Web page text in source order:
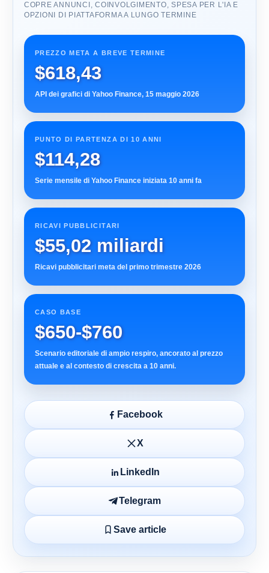
COPRE ANNUNCI, COINVOLGIMENTO, SPESA PER L'IA E
OPZIONI DI PIATTAFORMA A LUNGO TERMINE
PREZZO META A BREVE TERMINE
$618,43
API dei grafici di Yahoo Finance, 15 maggio 2026
PUNTO DI PARTENZA DI 10 ANNI
$114,28
Serie mensile di Yahoo Finance iniziata 10 anni fa
RICAVI PUBBLICITARI
$55,02 miliardi
Ricavi pubblicitari meta del primo trimestre 2026
CASO BASE
$650-$760
Scenario editoriale di ampio respiro, ancorato al prezzo
attuale e al contesto di crescita a 10 anni.
Facebook
X
LinkedIn
Telegram
Save article